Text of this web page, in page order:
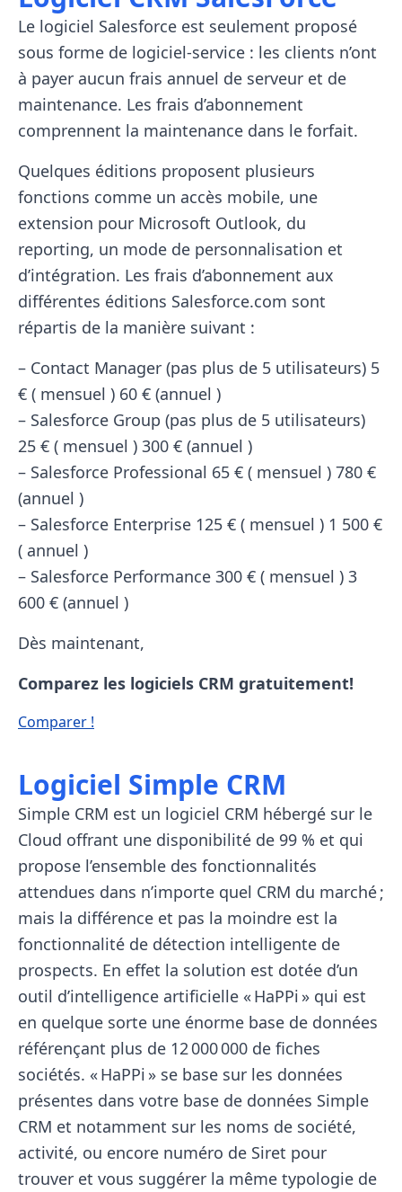
Le logiciel Salesforce est seulement proposé
sous forme de logiciel-service : les clients n’ont
à payer aucun frais annuel de serveur et de
maintenance. Les frais d’abonnement
comprennent la maintenance dans le forfait.
Quelques éditions proposent plusieurs
fonctions comme un accès mobile, une
extension pour Microsoft Outlook, du
reporting, un mode de personnalisation et
d’intégration. Les frais d’abonnement aux
différentes éditions Salesforce.com sont
répartis de la manière suivant :
– Contact Manager (pas plus de 5 utilisateurs) 5
€ ( mensuel ) 60 € (annuel )
– Salesforce Group (pas plus de 5 utilisateurs)
25 € ( mensuel ) 300 € (annuel )
– Salesforce Professional 65 € ( mensuel ) 780 €
(annuel )
– Salesforce Enterprise 125 € ( mensuel ) 1 500 €
( annuel )
– Salesforce Performance 300 € ( mensuel ) 3
600 € (annuel )
Dès maintenant,
Comparez les logiciels CRM gratuitement!
Comparer !
Logiciel Simple CRM
Simple CRM est un logiciel CRM hébergé sur le
Cloud offrant une disponibilité de 99 % et qui
propose l’ensemble des fonctionnalités
attendues dans n’importe quel CRM du marché ;
mais la différence et pas la moindre est la
fonctionnalité de détection intelligente de
prospects. En effet la solution est dotée d’un
outil d’intelligence artificielle « HaPPi » qui est
en quelque sorte une énorme base de données
référençant plus de 12 000 000 de fiches
sociétés. « HaPPi » se base sur les données
présentes dans votre base de données Simple
CRM et notamment sur les noms de société,
activité, ou encore numéro de Siret pour
trouver et vous suggérer la même typologie de